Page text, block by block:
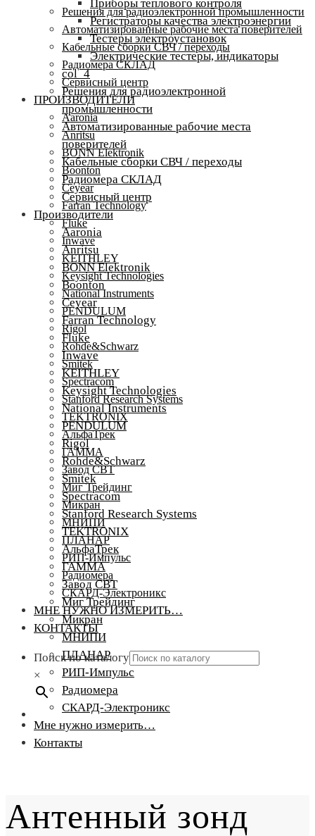
Решения для радиоэлектронной промышленности
Автоматизированные рабочие места поверителей
Кабельные сборки СВЧ / переходы
Радиомера СКЛАД
Сервисный центр
ПРОИЗВОДИТЕЛИ
Aaronia
Anritsu
BONN Elektronik
Boonton
Ceyear
Farran Technology
Fluke
Inwave
KEITHLEY
Keysight Technologies
National Instruments
PENDULUM
Rigol
Rohde&Schwarz
Smitek
Spectracom
Stanford Research Systems
TEKTRONIX
АльфаТрек
ГАММА
Завод СВТ
Миг Трейдинг
Микран
МНИПИ
ПЛАНАР
РИП-Импульс
Радиомера
СКАРД-Электроникс
МНЕ НУЖНО ИЗМЕРИТЬ…
КОНТАКТЫ
Поиск по каталогу
×
Приборы теплового контроля
Регистраторы качества электроэнергии
Тестеры электроустановок
Электрические тестеры, индикаторы
col_4
Решения для радиоэлектронной
промышленности
Автоматизированные рабочие места
поверителей
Кабельные сборки СВЧ / переходы
Радиомера СКЛАД
Сервисный центр
Производители
Aaronia
Anritsu
BONN Elektronik
Boonton
Ceyear
Farran Technology
Fluke
Inwave
KEITHLEY
Keysight Technologies
National Instruments
PENDULUM
Rigol
Rohde&Schwarz
Smitek
Spectracom
Stanford Research Systems
TEKTRONIX
АльфаТрек
ГАММА
Завод СВТ
Миг Трейдинг
Микран
МНИПИ
ПЛАНАР
РИП-Импульс
Радиомера
СКАРД-Электроникс
Мне нужно измерить…
Контакты
Антенный зонд